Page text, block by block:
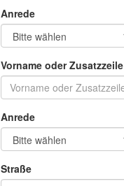
Anrede
Vorname oder Zusatzzeile
Anrede
Straße